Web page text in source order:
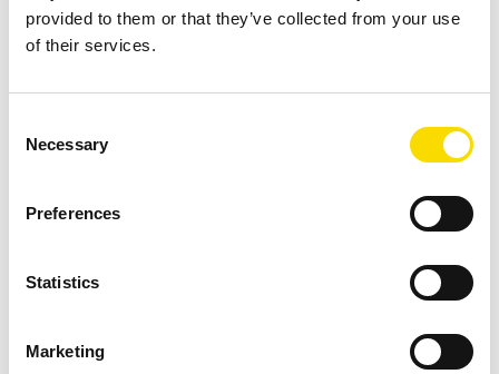
provided to them or that they’ve collected from your use
of their services.
Selection
Necessary
Preferences
Statistics
Marketing
Zur Sortierung mittels NIR-Technik - Erkennung der
chemischen Zusammensetzung (hier bei
ZUM PRODUKT
UniSort Finealyse®+